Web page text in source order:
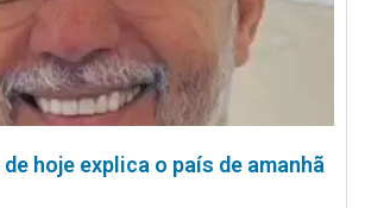
hoje explica o país de amanhã